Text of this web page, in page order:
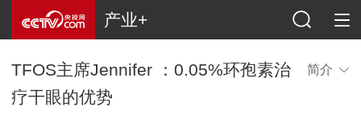
产业+
TFOS主席Jennifer ：0.05%环孢素治
疗干眼的优势
简介